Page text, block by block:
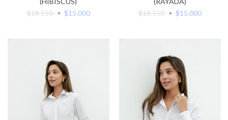
$18.150
$15.000
$18.150
$15.000